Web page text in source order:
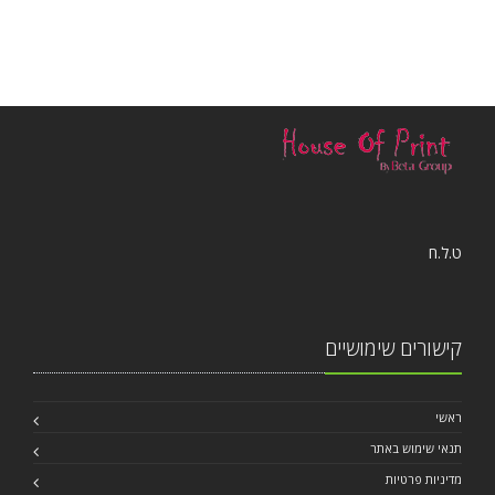
ט.ל.ח
קישורים שימושיים
ראשי
תנאי שימוש באתר
מדיניות פרטיות